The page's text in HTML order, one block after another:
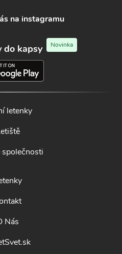
na instagramu
do kapsy Novinka
letenky
společnosti
Nás